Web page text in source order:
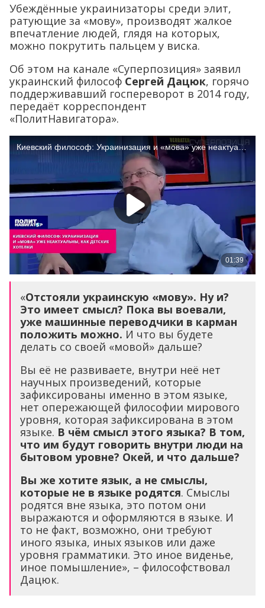
Убеждённые украинизаторы среди элит,
ратующие за «мову», производят жалкое
впечатление людей, глядя на которых,
можно покрутить пальцем у виска.
Об этом на канале «Суперпозиция» заявил
украинский философ Сергей Дацюк, горячо
поддерживавший госпереворот в 2014 году,
передаёт корреспондент
«ПолитНавигатора».
«Отстояли украинскую «мову». Ну и?
Это имеет смысл? Пока вы воевали,
уже машинные переводчики в карман
положить можно. И что вы будете
делать со своей «мовой» дальше?
Вы её не развиваете, внутри неё нет
научных произведений, которые
зафиксированы именно в этом языке,
нет опережающей философии мирового
уровня, которая зафиксирована в этом
языке. В чём смысл этого языка? В том,
что им будут говорить внутри люди на
бытовом уровне? Окей, и что дальше?
Вы же хотите язык, а не смыслы,
которые не в языке родятся. Смыслы
родятся вне языка, это потом они
выражаются и оформляются в языке. И
то не факт, возможно, они требуют
иного языка, иных языков или даже
уровня грамматики. Это иное виденье,
иное помышление», – философствовал
Дацюк.